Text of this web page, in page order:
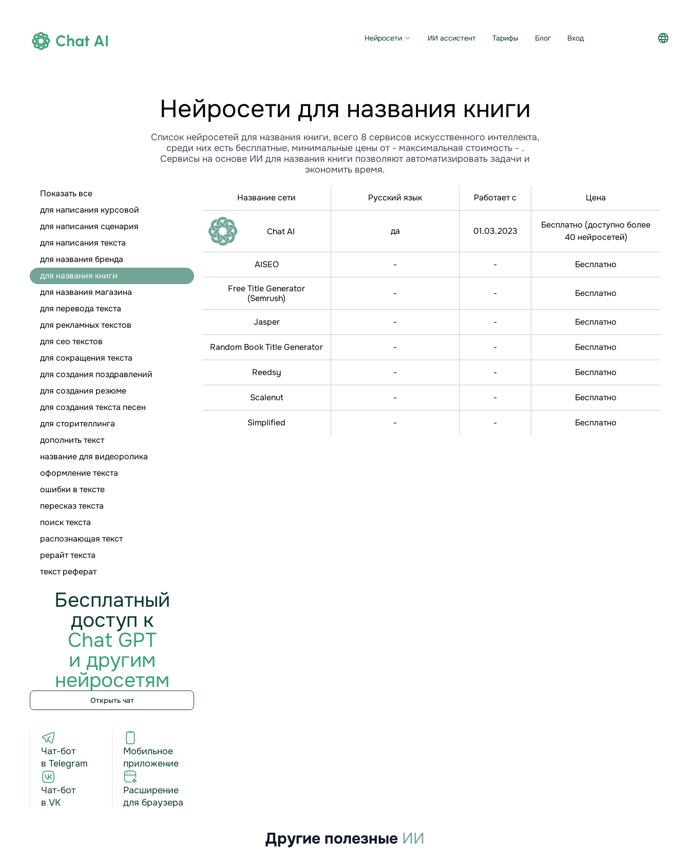
Chat AI Нейросети ИИ ассистент Тарифы Блог Вход
Нейросети для названия книги
Список нейросетей для названия книги, всего 8 сервисов искусственного интеллекта,
среди них есть бесплатные, минимальные цены от - максимальная стоимость - .
Сервисы на основе ИИ для названия книги позволяют автоматизировать задачи и
экономить время.
Показать все
для написания курсовой
для написания сценария
для написания текста
для названия бренда
для названия книги
для названия магазина
для перевода текста
для рекламных текстов
для сео текстов
для сокращения текста
для создания поздравлений
для создания резюме
для создания текста песен
для сторителлинга
дополнить текст
название для видеоролика
оформление текста
ошибки в тексте
пересказ текста
поиск текста
распознающая текст
рерайт текста
текст реферат
Бесплатный
доступ к
Chat GPT
и другим
нейросетям
Открыть чат
Чат-бот
в Telegram
Чат-бот
в VK
Мобильное
приложение
Расширение
для браузера
Название сети Русский язык Работает с Цена
Chat AI да 01.03.2023
Бесплатно (доступно более
40 нейросетей)
AISEO - - Бесплатно
Free Title Generator
(Semrush)
- - Бесплатно
Jasper - - Бесплатно
Random Book Title Generator - - Бесплатно
Reedsy - - Бесплатно
Scalenut - - Бесплатно
Simplified - - Бесплатно
Другие полезные ИИ